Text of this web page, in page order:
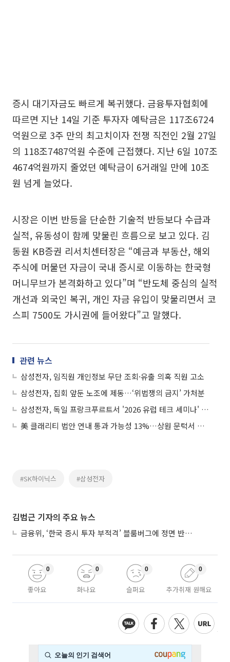
증시 대기자금도 빠르게 복귀했다. 금융투자협회에
따르면 지난 14일 기준 투자자 예탁금은 117조6724
억원으로 3주 만의 최고치이자 전쟁 직전인 2월 27일
의 118조7487억원 수준에 근접했다. 지난 6일 107조
4674억원까지 줄었던 예탁금이 6거래일 만에 10조
원 넘게 늘었다.
시장은 이번 반등을 단순한 기술적 반등보다 수급과
실적, 유동성이 함께 맞물린 흐름으로 보고 있다. 김
동원 KB증권 리서치센터장은 “예금과 부동산, 해외
주식에 머물던 자금이 국내 증시로 이동하는 한국형
머니무브가 본격화하고 있다”며 “반도체 중심의 실적
개선과 외국인 복귀, 개인 자금 유입이 맞물리면서 코
스피 7500도 가시권에 들어왔다”고 말했다.
관련 뉴스
삼성전자, 임직원 개인정보 무단 조회·유출 의혹 직원 고소
삼성전자, 집회 앞둔 노조에 제동…‘위법쟁의 금지’ 가처분
삼성전자, 독일 프랑크푸르트서 '2026 유럽 테크 세미나' 개최
美 클래리티 법안 연내 통과 가능성 13%…상원 문턱서 제동
#SK하이닉스 #삼성전자
김범근 기자의 주요 뉴스
금융위, ‘한국 증시 투자 부적격’ 블룸버그에 정면 반박…“근거 불분명”
좋아요
0
화나요
0
슬퍼요
0
추가취재 원해요
0